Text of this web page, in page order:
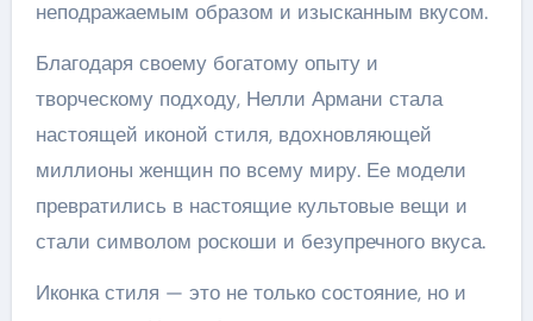
неподражаемым образом и изысканным вкусом.
Благодаря своему богатому опыту и
творческому подходу, Нелли Армани стала
настоящей иконой стиля, вдохновляющей
миллионы женщин по всему миру. Ее модели
превратились в настоящие культовые вещи и
стали символом роскоши и безупречного вкуса.
Иконка стиля — это не только состояние, но и